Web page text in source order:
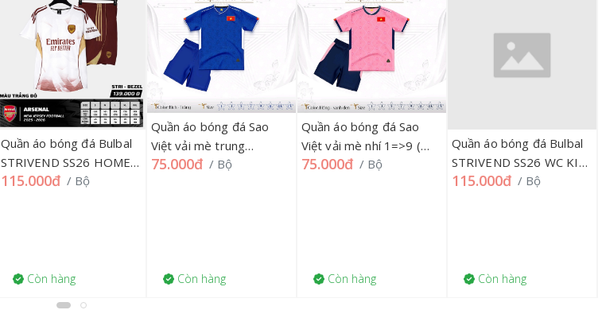
Quần áo bóng đá Bulbal
STRIVEND SS26 HOME
LỚN S=>2XL, 169QA
115.000đ / Bộ
Còn hàng
Quần áo bóng đá Sao
Việt vải mè trung
11=>15 (Việt Nam,...)
75.000đ / Bộ
Còn hàng
Quần áo bóng đá Sao
Việt vải mè nhí 1=>9 (
Việt nam,... SVVM 178QA
75.000đ / Bộ
Còn hàng
Quần áo bóng đá Bulbal
STRIVEND SS26 WC KID
5=>15, 169QA
115.000đ / Bộ
Còn hàng